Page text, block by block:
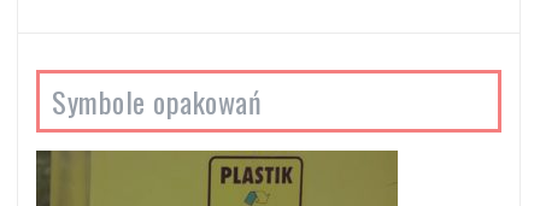
Symbole opakowań